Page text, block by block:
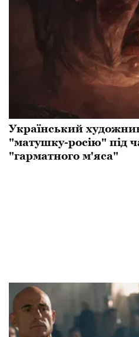
Український
"матушку-росію" під
"гарматного м'яса"